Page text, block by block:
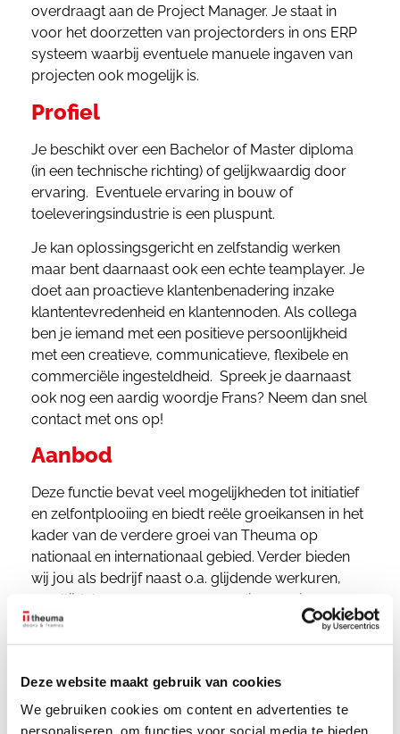
Deze website maakt gebruik van cookies
We gebruiken cookies om content en advertenties te
overdraagt aan de Project Manager. Je staat in
voor het doorzetten van projectorders in ons ERP
systeem waarbij eventuele manuele ingaven van
projecten ook mogelijk is.
Profiel
Je beschikt over een Bachelor of Master diploma
(in een technische richting) of gelijkwaardig door
ervaring. Eventuele ervaring in bouw of
toeleveringsindustrie is een pluspunt.
Je kan oplossingsgericht en zelfstandig werken
maar bent daarnaast ook een echte teamplayer. Je
doet aan proactieve klantenbenadering inzake
klantentevredenheid en klantennoden. Als collega
ben je iemand met een positieve persoonlijkheid
met een creatieve, communicatieve, flexibele en
commerciële ingesteldheid. Spreek je daarnaast
ook nog een aardig woordje Frans? Neem dan snel
contact met ons op!
Aanbod
Deze functie bevat veel mogelijkheden tot initiatief
en zelfontplooiing en biedt reële groeikansen in het
kader van de verdere groei van Theuma op
nationaal en internationaal gebied. Verder bieden
wij jou als bedrijf naast o.a. glijdende werkuren,
maaltijdcheques en een vergoeding van je woon-
werkverkeer, ook de mogelijkheid om na jouw
opleidingsperiode tot max. 50% van thuis uit te
gelegen op de grens tussen Vlaams-Brabant en
Limburg, ver van de dagelijkse files.